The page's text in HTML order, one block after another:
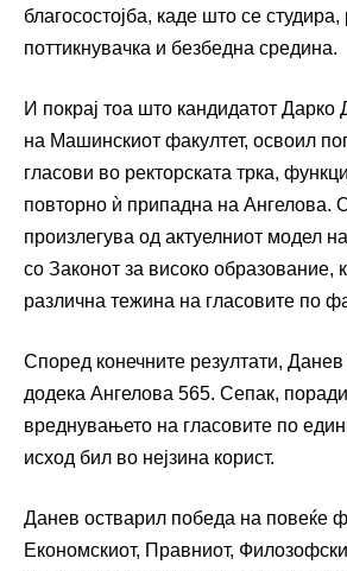
благосостојба, каде што се
поттикнувачка и безбедна средина.
И покрај тоа што кандидатот
на Машинскиот факултет, освоил
гласови во ректорската трка,
повторно ѝ припадна на Ангелова.
произлегува од актуелниот модел
со Законот за високо образование,
различна тежина на гласовите по
Според конечните резултати,
додека Ангелова 565. Сепак,
вреднувањето на гласовите по
исход бил во нејзина корист.
Данев остварил победа на повеќе
Економскиот, Правниот,